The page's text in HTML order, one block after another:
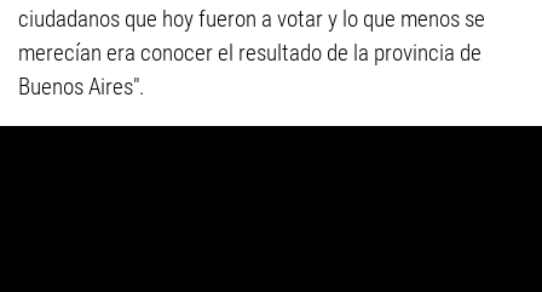
ciudadanos que hoy fueron a votar y lo que menos se
merecían era conocer el resultado de la provincia de
Buenos Aires".